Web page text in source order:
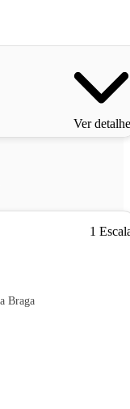
Ver
1
Braga